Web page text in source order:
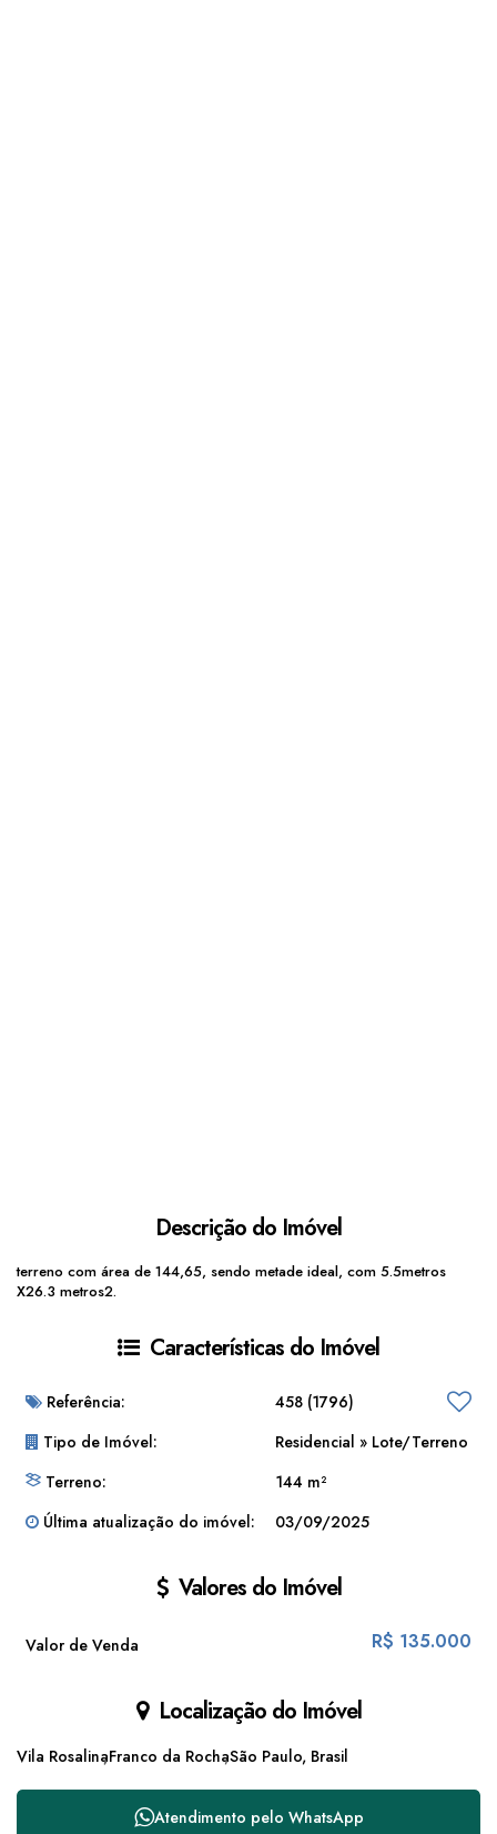
Descrição do Imóvel
terreno com área de 144,65, sendo metade ideal, com 5.5metros
X26.3 metros2.
Características do Imóvel
Referência: 458 (1796)
Tipo de Imóvel:
Residencial » Lote/Terreno
Terreno:
144 m²
Última atualização do imóvel:
03/09/2025
Valores do Imóvel
R$ 135.000
Valor de Venda
Localização do Imóvel
Vila RosalinaFranco da RochaSão Paulo, Brasil
Atendimento pelo WhatsApp